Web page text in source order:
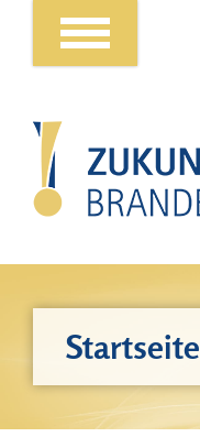
Startseite